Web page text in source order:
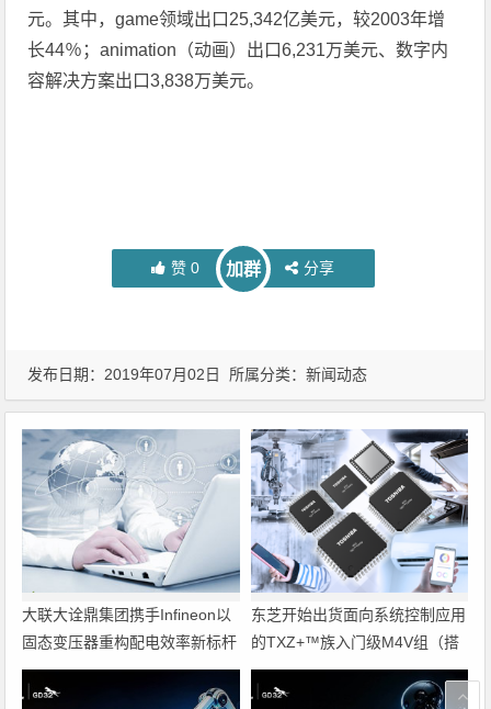
元。其中，game领域出口25,342亿美元，较2003年增
长44％；animation（动画）出口6,231万美元、数字内
容解决方案出口3,838万美元。
赞 0 加群 分享
发布日期：2019年07月02日 所属分类：新闻动态
大联大诠鼎集团携手Infineon以
固态变压器重构配电效率新标杆
东芝开始出货面向系统控制应用
的TXZ+™族入门级M4V组（搭
载Arm Cortex‑M4内核的标准微
控制器）工程样品